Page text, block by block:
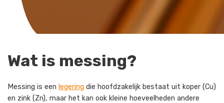
Wat is messing?
Messing is een legering die hoofdzakelijk bestaat uit koper (Cu)
en zink (Zn), maar het kan ook kleine hoeveelheden andere